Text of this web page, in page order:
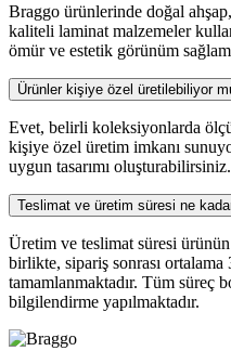
Braggo ürünlerinde doğal
kaliteli laminat malzemeler
ömür ve estetik görünüm
Ürünler kişiye özel üretilebiliyor
Evet, belirli koleksiyonlarda
kişiye özel üretim imkanı
uygun tasarımı oluşturabilirsiniz.
Teslimat ve üretim süresi ne
Üretim ve teslimat süresi
birlikte, sipariş sonrası ortalama
tamamlanmaktadır. Tüm süreç
bilgilendirme yapılmaktadır.